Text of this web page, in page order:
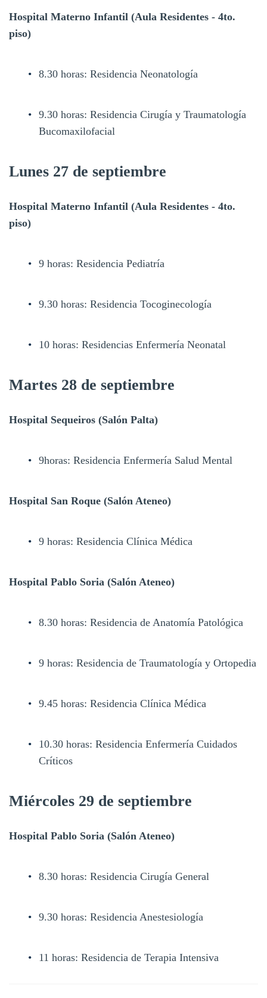
Hospital Materno Infantil (Aula Residentes - 4to.
piso)
8.30 horas: Residencia Neonatología
9.30 horas: Residencia Cirugía y Traumatología
Bucomaxilofacial
Lunes 27 de septiembre
Hospital Materno Infantil (Aula Residentes - 4to.
piso)
9 horas: Residencia Pediatría
9.30 horas: Residencia Tocoginecología
10 horas: Residencias Enfermería Neonatal
Martes 28 de septiembre
Hospital Sequeiros (Salón Palta)
9horas: Residencia Enfermería Salud Mental
Hospital San Roque (Salón Ateneo)
9 horas: Residencia Clínica Médica
Hospital Pablo Soria (Salón Ateneo)
8.30 horas: Residencia de Anatomía Patológica
9 horas: Residencia de Traumatología y Ortopedia
9.45 horas: Residencia Clínica Médica
10.30 horas: Residencia Enfermería Cuidados
Críticos
Miércoles 29 de septiembre
Hospital Pablo Soria (Salón Ateneo)
8.30 horas: Residencia Cirugía General
9.30 horas: Residencia Anestesiología
11 horas: Residencia de Terapia Intensiva